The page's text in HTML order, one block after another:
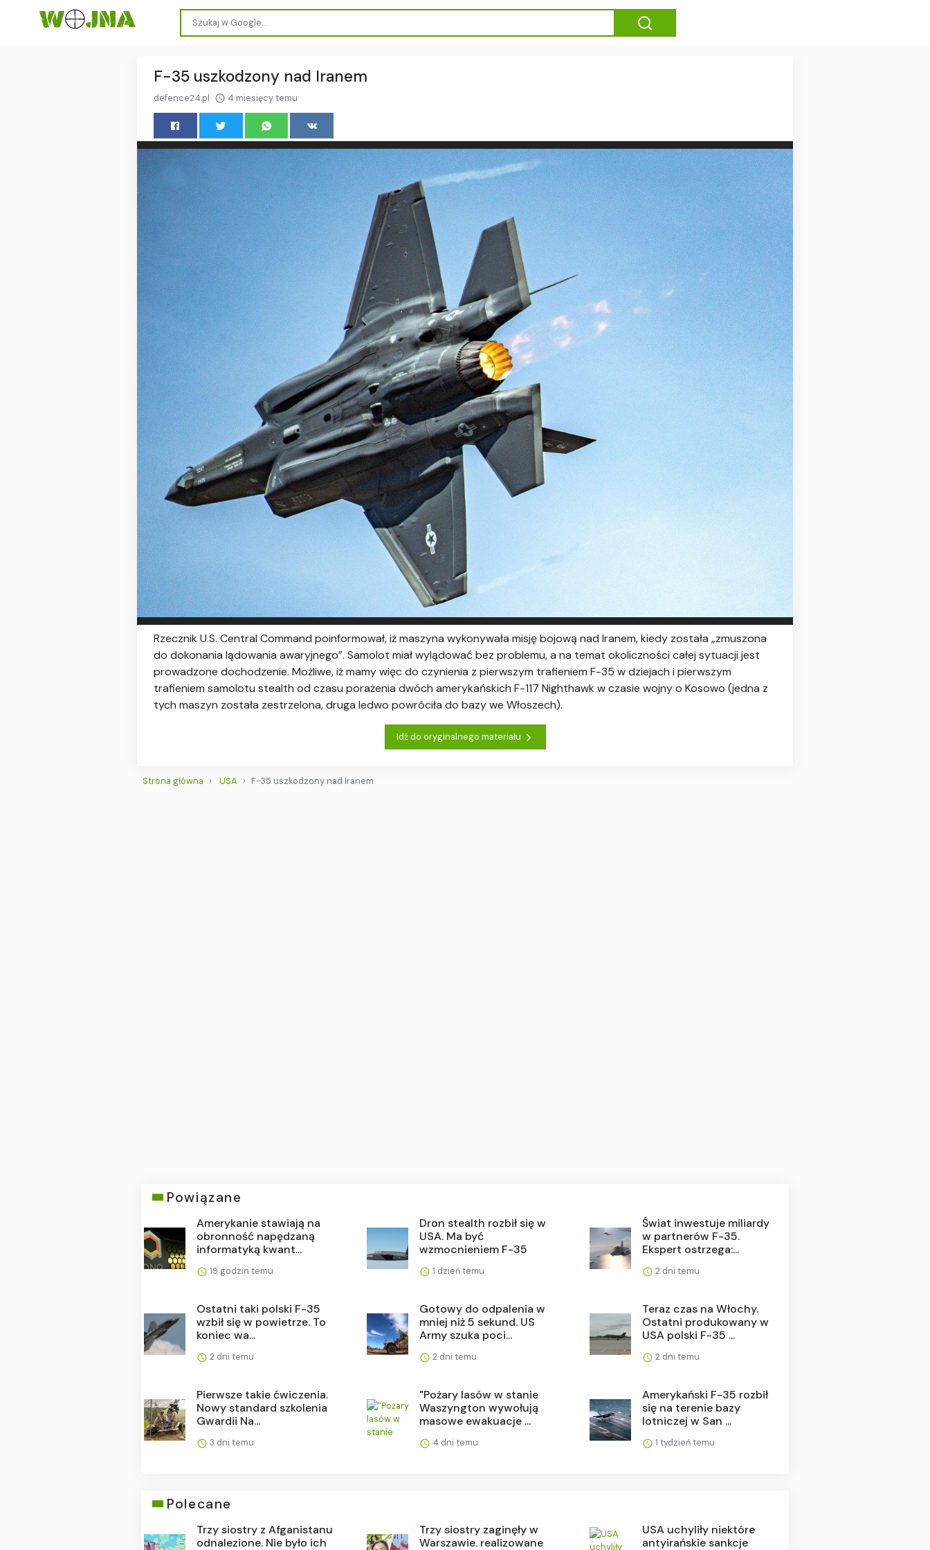
F-35 uszkodzony nad Iranem
defence24.pl 4 miesięcy temu
Rzecznik U.S. Central Command poinformował, iż maszyna wykonywała misję bojową nad Iranem, kiedy została „zmuszona
do dokonania lądowania awaryjnego”. Samolot miał wylądować bez problemu, a na temat okoliczności całej sytuacji jest
prowadzone dochodzenie. Możliwe, iż mamy więc do czynienia z pierwszym trafieniem F-35 w dziejach i pierwszym
trafieniem samolotu stealth od czasu porażenia dwóch amerykańskich F-117 Nighthawk w czasie wojny o Kosowo (jedna z
tych maszyn została zestrzelona, druga ledwo powróciła do bazy we Włoszech).
Idź do oryginalnego materiału
Strona główna USA F-35 uszkodzony nad Iranem
Powiązane
Amerykanie stawiają na
obronność napędzaną
informatyką kwant...
19 godzin temu
Dron stealth rozbił się w
USA. Ma być
wzmocnieniem F-35
1 dzień temu
Świat inwestuje miliardy
w partnerów F-35.
Ekspert ostrzega:...
2 dni temu
Ostatni taki polski F-35
wzbił się w powietrze. To
koniec wa...
2 dni temu
Gotowy do odpalenia w
mniej niż 5 sekund. US
Army szuka poci...
2 dni temu
Teraz czas na Włochy.
Ostatni produkowany w
USA polski F-35 ...
2 dni temu
Pierwsze takie ćwiczenia.
Nowy standard szkolenia
Gwardii Na...
3 dni temu
"Pożary lasów w stanie
Waszyngton wywołują
masowe ewakuacje ...
4 dni temu
Amerykański F-35 rozbił
się na terenie bazy
lotniczej w San ...
1 tydzień temu
Polecane
Trzy siostry z Afganistanu
odnalezione. Nie było ich
Trzy siostry zaginęły w
Warszawie. realizowane
USA uchyliły niektóre
antyirańskie sankcje